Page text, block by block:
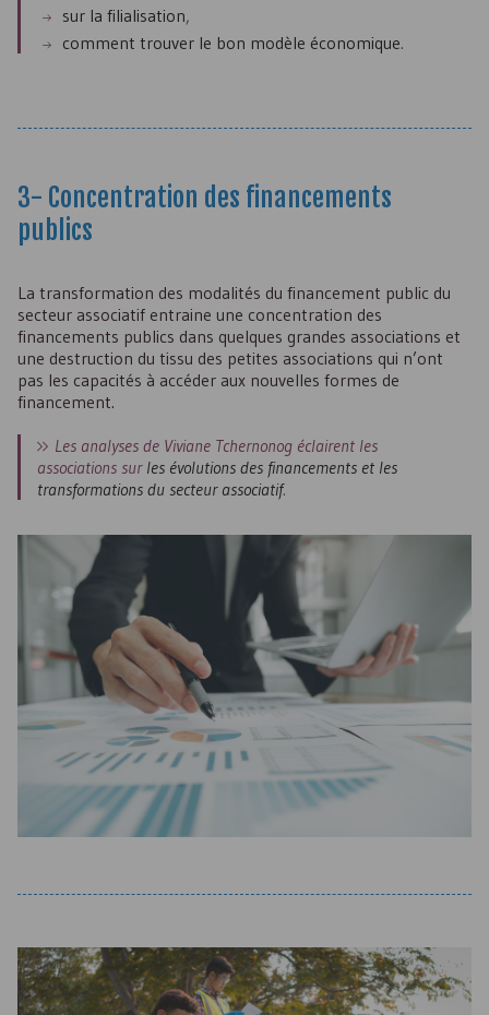
sur la filialisation,
comment trouver le bon modèle économique.
3- Concentration des financements
publics
La transformation des modalités du financement public du
secteur associatif entraine une concentration des
financements publics dans quelques grandes associations et
une destruction du tissu des petites associations qui n’ont
pas les capacités à accéder aux nouvelles formes de
financement.
Les analyses de Viviane Tchernonog éclairent les
associations sur les évolutions des financements et les
transformations du secteur associatif.